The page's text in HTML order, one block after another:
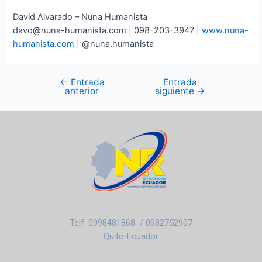
David Alvarado – Nuna Humanista
davo@nuna-humanista.com | 098-203-3947 |www.nuna-
humanista.com | @nuna.humanista
← Entrada
anterior
Entrada
siguiente →
Telf: 0998481868 / 0982752907
Quito-Ecuador